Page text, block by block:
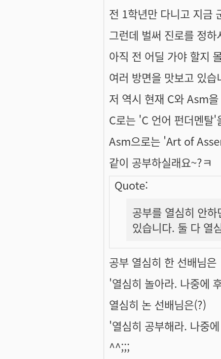
전 1학년만 다니고 지금
그런데 벌써 진로를 정
아직 전 어딜 가야 할지
여러 방면을 맛보고 있
저 역시 현재 C와 Asm
C로는 'C 언어 펀더멘탈'
Asm으로는 'Art of
같이 공부하실래요~?ㅋ
Quote:
공부를 열심히 안
있습니다. 둘 다 열
공부 열심히 한 선배님은
'열심히 놀아라. 나중에
열심히 논 선배님은(?)
'열심히 공부해라. 나중
^^;;;